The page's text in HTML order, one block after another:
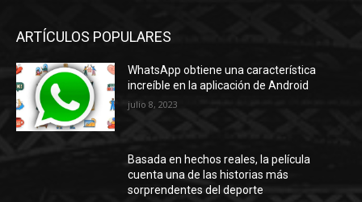
ARTÍCULOS POPULARES
WhatsApp obtiene una característica
increíble en la aplicación de Android
julio 8, 2023
Basada en hechos reales, la película
cuenta una de las historias más
sorprendentes del deporte